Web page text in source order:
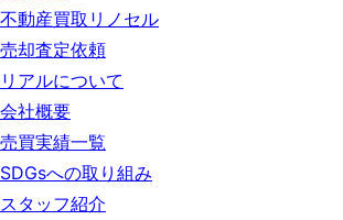
不動産買取リノセル
売却査定依頼
リアルについて
会社概要
売買実績一覧
SDGsへの取り組み
スタッフ紹介